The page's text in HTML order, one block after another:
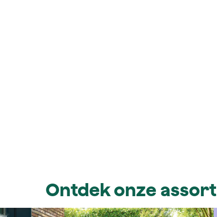
Ontdek onze